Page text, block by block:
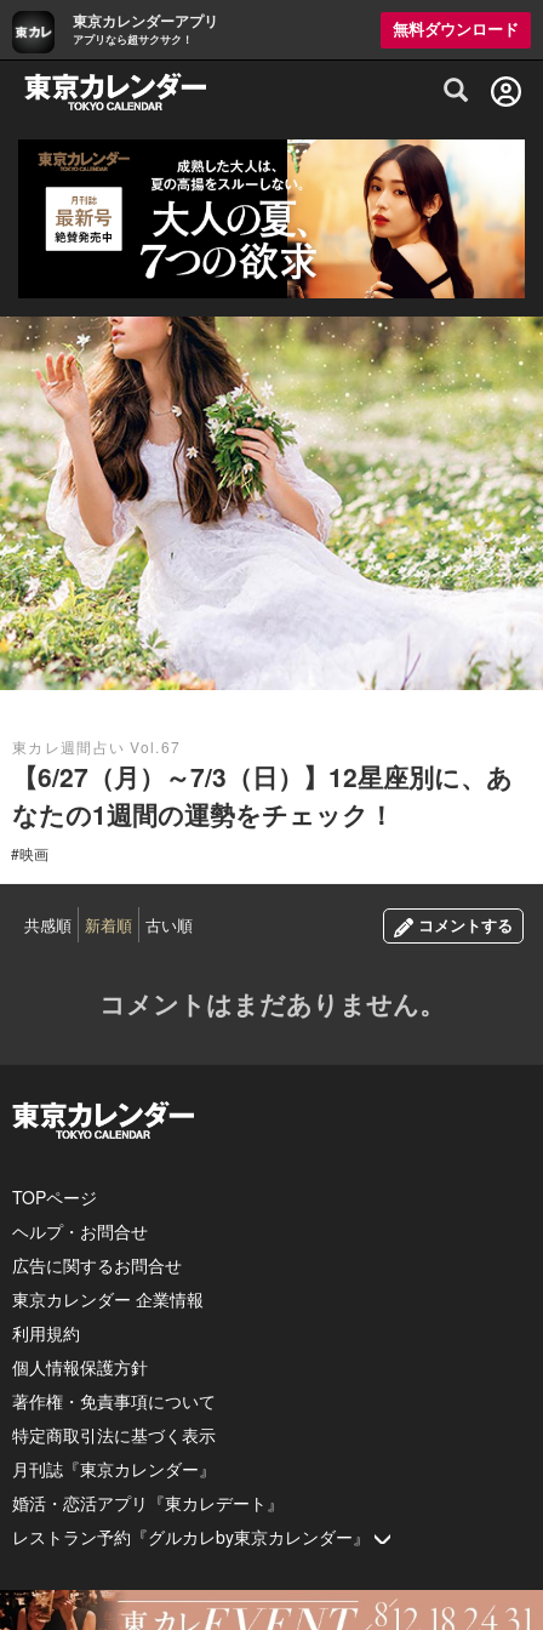
東京カレンダーアプリ
アプリなら超サクサク！
無料ダウンロード
グルメ情報・プレミアムレストラン予約
東カレ週間占い Vol.67
【6/27（月）～7/3（日）】12星座別に、あ
なたの1週間の運勢をチェック！
#映画
共感順 新着順 古い順 コメントする
コメントはまだありません。
TOPページ
ヘルプ・お問合せ
広告に関するお問合せ
東京カレンダー 企業情報
利用規約
個人情報保護方針
著作権・免責事項について
特定商取引法に基づく表示
月刊誌『東京カレンダー』
婚活・恋活アプリ『東カレデート』
レストラン予約『グルカレby東京カレンダー』